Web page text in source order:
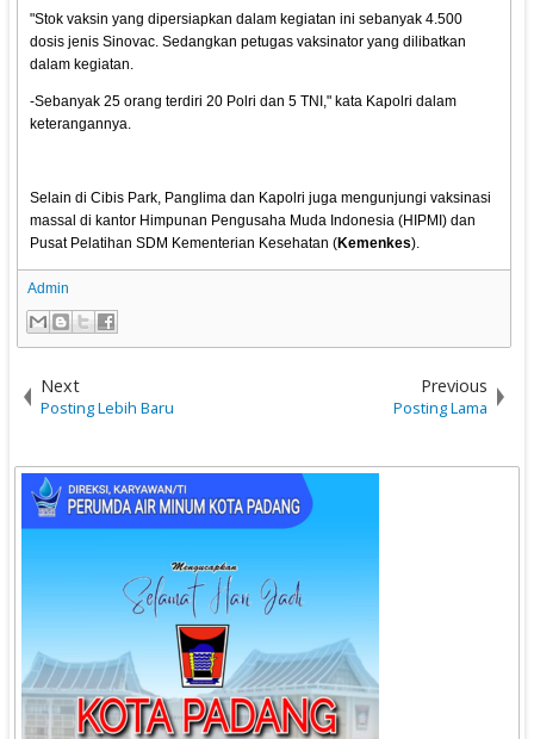
"Stok vaksin yang dipersiapkan dalam kegiatan ini sebanyak 4.500
dosis jenis Sinovac. Sedangkan petugas vaksinator yang dilibatkan
dalam kegiatan.
-Sebanyak 25 orang terdiri 20 Polri dan 5 TNI," kata Kapolri dalam
keterangannya.
Selain di Cibis Park, Panglima dan Kapolri juga mengunjungi vaksinasi
massal di kantor Himpunan Pengusaha Muda Indonesia (HIPMI) dan
Pusat Pelatihan SDM Kementerian Kesehatan (Kemenkes).
Admin
Next
Posting Lebih Baru
Previous
Posting Lama